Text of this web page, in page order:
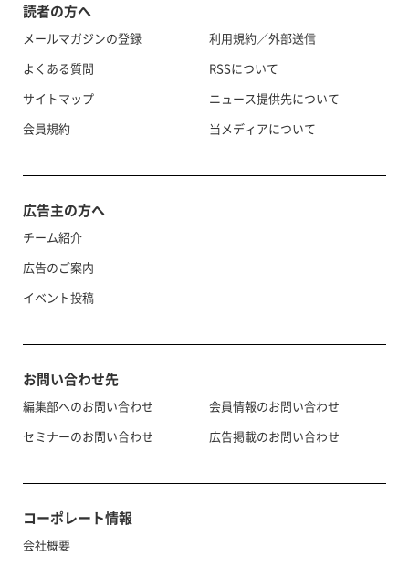
読者の方へ
メールマガジンの登録
よくある質問
サイトマップ
会員規約
利用規約／外部送信
RSSについて
ニュース提供先について
当メディアについて
広告主の方へ
チーム紹介
広告のご案内
イベント投稿
お問い合わせ先
編集部へのお問い合わせ
セミナーのお問い合わせ
会員情報のお問い合わせ
広告掲載のお問い合わせ
コーポレート情報
会社概要